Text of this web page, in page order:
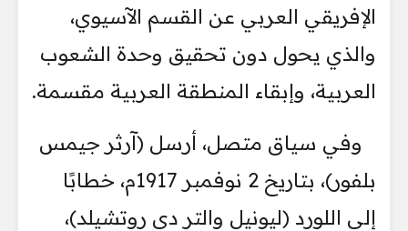
الإفريقي العربي عن القسم الآسيوي،
والذي يحول دون تحقيق وحدة الشعوب
العربية، وإبقاء المنطقة العربية مقسمة.
وفي سياق متصل، أرسل (آرثر جيمس
بلفور)، بتاريخ 2 نوفمبر 1917م، خطابًا
إلى اللورد (ليونيل والتر دي روتشيلد)،